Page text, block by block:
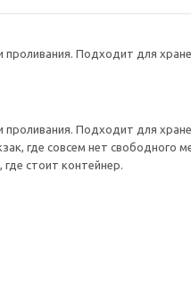
Подходит для
Подходит для
где совсем нет свободного
стоит контейнер.